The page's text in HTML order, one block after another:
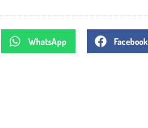
WhatsApp Facebook